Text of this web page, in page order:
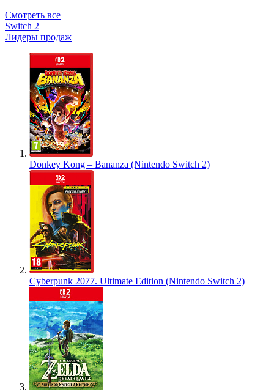
Смотреть все
Switch 2
Лидеры продаж
Donkey Kong – Bananza (Nintendo Switch 2)
Cyberpunk 2077. Ultimate Edition (Nintendo Switch 2)